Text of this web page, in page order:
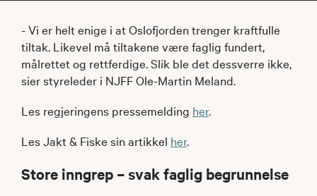
- Vi er helt enige i at Oslofjorden trenger kraftfulle
tiltak. Likevel må tiltakene være faglig fundert,
målrettet og rettferdige. Slik ble det dessverre ikke,
sier styreleder i NJFF Ole-Martin Meland.
Les regjeringens pressemelding her.
Les Jakt & Fiske sin artikkel her.
Store inngrep – svak faglig begrunnelse